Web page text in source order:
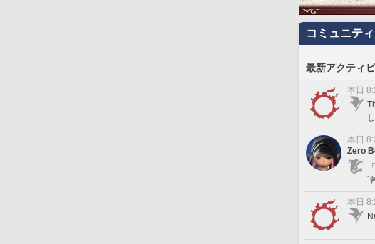
コミュニテ
最新アクティ
本日
本日
Zero
´
本日